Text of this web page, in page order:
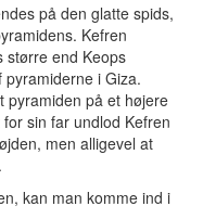
på den glatte spids,
Kefren
større end Keops
i Giza.
pyramiden på et højere
sin far undlod Kefren
men alligevel at
kan man komme ind i